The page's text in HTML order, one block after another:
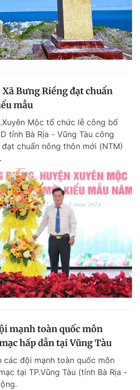
Bưng Riềng đạt chuẩn
mẫu
Mộc tổ chức lễ công bố
tỉnh Bà Rịa - Vũng Tàu công
đạt chuẩn nông thôn mới (NTM)
mạnh toàn quốc môn
hấp dẫn tại Vũng Tàu
các đội mạnh toàn quốc môn
tại TP.Vũng Tàu (tỉnh Bà Rịa -